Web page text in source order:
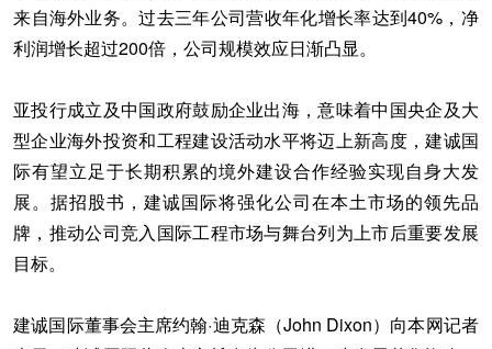
来自海外业务。过去三年公司营收年化增长率达到40%，净
利润增长超过200倍，公司规模效应日渐凸显。
亚投行成立及中国政府鼓励企业出海，意味着中国央企及大
型企业海外投资和工程建设活动水平将迈上新高度，建诚国
际有望立足于长期积累的境外建设合作经验实现自身大发
展。据招股书，建诚国际将强化公司在本土市场的领先品
牌，推动公司竞入国际工程市场与舞台列为上市后重要发展
目标。
建诚国际董事会主席约翰·迪克森（John Dixon）向本网记者